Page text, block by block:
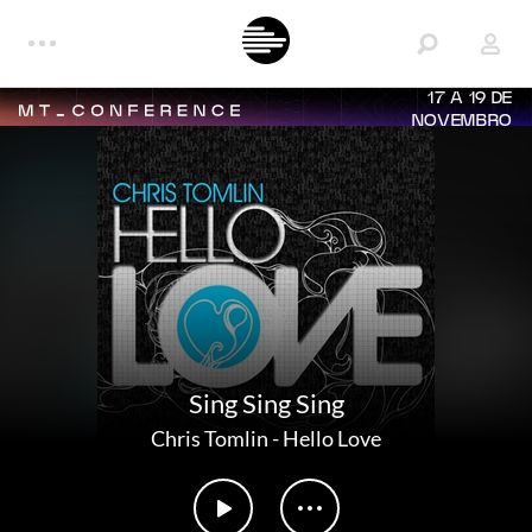
17 A 19 DE
NOVEMBRO
Sing Sing Sing
Chris Tomlin-Hello Love